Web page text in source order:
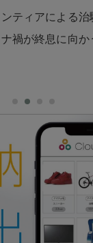
ティアによる治
禍が終息に向か